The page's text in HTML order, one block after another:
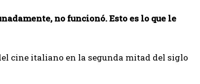
no funcionó. Esto es lo que le
cine italiano en la segunda mitad del siglo